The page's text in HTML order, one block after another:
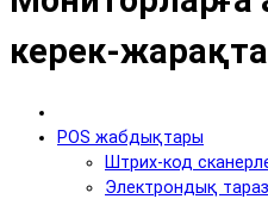
керек-
POS жабдықтары
Штрих-код
Электрондық